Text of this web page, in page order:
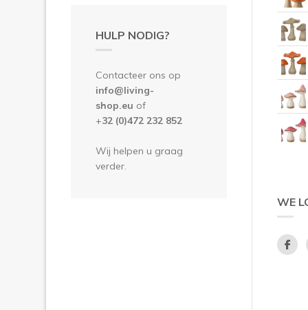
HULP NODIG?
Contacteer ons op
info@living-
shop.eu of
+32 (0)472 232 852
Wij helpen u graag
verder.
WE